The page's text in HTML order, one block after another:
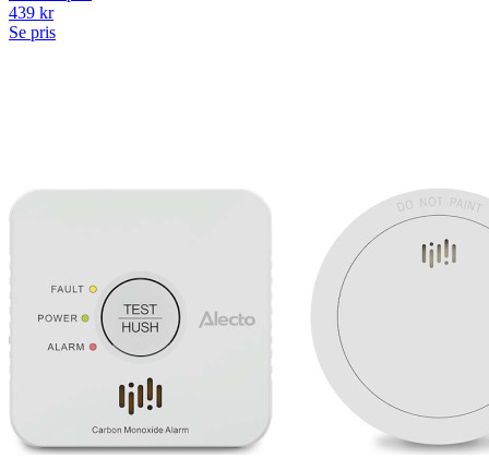
439 kr
Se pris